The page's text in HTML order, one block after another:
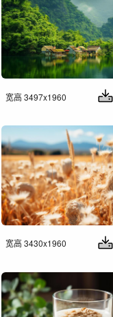
宽高 3497x1960
宽高 3430x1960